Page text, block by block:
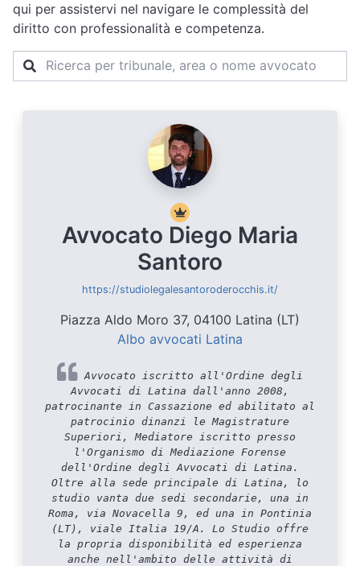
qui per assistervi nel navigare le complessità del
diritto con professionalità e competenza.
Avvocato Diego Maria
Santoro
https://studiolegalesantoroderocchis.it/
Piazza Aldo Moro 37, 04100 Latina (LT)
Albo avvocati Latina
Avvocato iscritto all'Ordine degli
Avvocati di Latina dall'anno 2008,
patrocinante in Cassazione ed abilitato al
patrocinio dinanzi le Magistrature
Superiori, Mediatore iscritto presso
l'Organismo di Mediazione Forense
dell'Ordine degli Avvocati di Latina.
Oltre alla sede principale di Latina, lo
studio vanta due sedi secondarie, una in
Roma, via Novacella 9, ed una in Pontinia
(LT), viale Italia 19/A. Lo Studio offre
la propria disponibilità ed esperienza
anche nell'ambito delle attività di